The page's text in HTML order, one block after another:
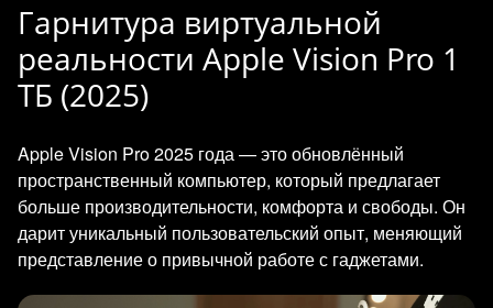
Гарнитура виртуальной
реальности Apple Vision Pro 1
ТБ (2025)
Apple Vision Pro 2025 года — это обновлённый
пространственный компьютер, который предлагает
больше производительности, комфорта и свободы. Он
дарит уникальный пользовательский опыт, меняющий
представление о привычной работе с гаджетами.